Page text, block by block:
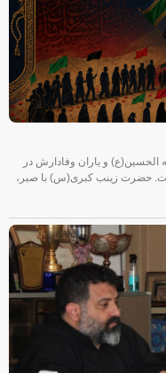
الحسین(ع) و یاران وفادارش در
حضرت زینب کبری(س) با صبر،